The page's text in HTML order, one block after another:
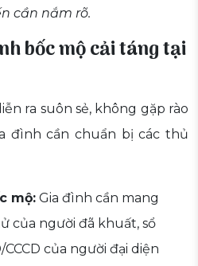
cần nắm rõ.
bốc mộ cải táng tại
ra suôn sẻ, không gặp rào
đình cần chuẩn bị các thủ
mộ: Gia đình cần mang
của người đã khuất, sổ
của người đại diện